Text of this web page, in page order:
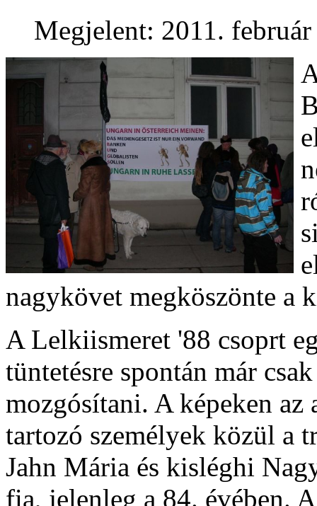
Megjelent: 2011.
nagykövet megköszönte a
A Lelkiismeret '88 csoprt
tüntetésre spontán már
mozgósítani. A képeken
tartozó személyek közül a
Jahn Mária és kisléghi
fia, jelenleg a 84. évében.